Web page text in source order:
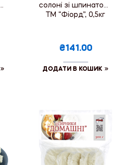
солоні зі шпинатом ,
ТМ “Фіорд”, 0,5кг
₴141.00
ДОДАТИ В КОШИК